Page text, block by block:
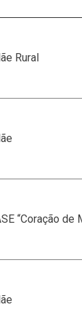
Rural
“Coração